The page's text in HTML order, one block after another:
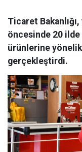
Ticaret
öncesinde 20
ürünlerine
gerçekleştirdi.